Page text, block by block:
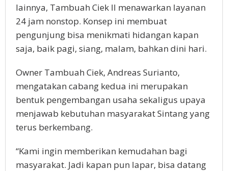
lainnya, Tambuah Ciek II menawarkan layanan
24 jam nonstop. Konsep ini membuat
pengunjung bisa menikmati hidangan kapan
saja, baik pagi, siang, malam, bahkan dini hari.
Owner Tambuah Ciek, Andreas Surianto,
mengatakan cabang kedua ini merupakan
bentuk pengembangan usaha sekaligus upaya
menjawab kebutuhan masyarakat Sintang yang
terus berkembang.
“Kami ingin memberikan kemudahan bagi
masyarakat. Jadi kapan pun lapar, bisa datang